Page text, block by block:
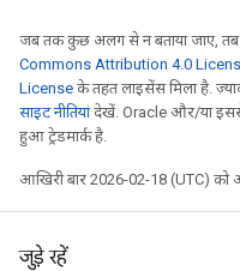
जब तक कुछ अलग से न बताया जाए, तब
Commons Attribution 4.0
License के तहत लाइसेंस मिला है.
साइट नीतियांदेखें. Oracle और/या इससे
हुआ ट्रेडमार्क है.
आखिरी बार 2026-02-18 (UTC) को
जुड़े रहें